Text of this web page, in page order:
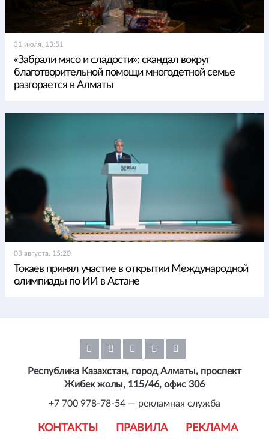
31 июля, 13:51
«Забрали мясо и сладости»: скандал вокруг
благотворительной помощи многодетной семье
разгорается в Алматы
03 августа, 15:20
Токаев принял участие в открытии Международной
олимпиады по ИИ в Астане
КОНТАКТЫ ПРАВИЛА РЕКЛАМА
Республика Казахстан, город Алматы, проспект
Жибек жолы, 115/46, офис 306
+7 700 978-78-54 — рекламная служба